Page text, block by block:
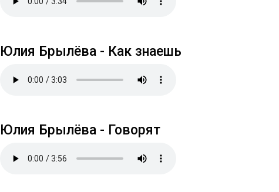
Юлия Брылёва - Как знаешь
Юлия Брылёва - Говорят